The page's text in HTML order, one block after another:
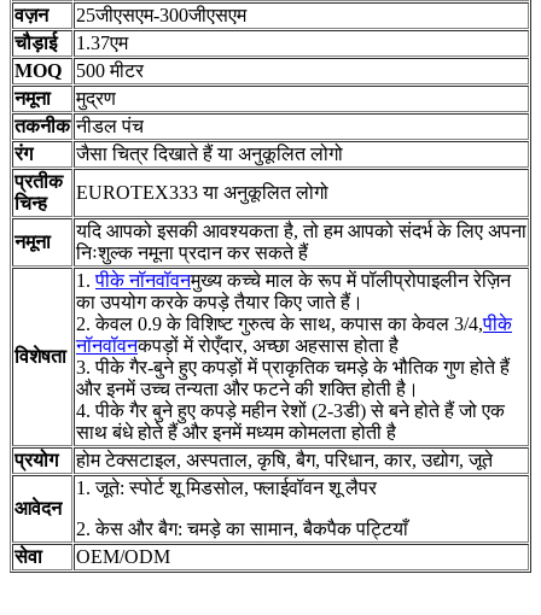
वज़न
25जीएसएम-300जीएसएम
चौड़ाई
1.37एम
MOQ
500 मीटर
नमूना
मुद्रण
तकनीक नीडल पंच
रंग
जैसा चित्र दिखाते हैं या अनुकूलित लोगो
प्रतीक
चिन्ह
EUROTEX333 या अनुकूलित लोगो
नमूना
यदि आपको इसकी आवश्यकता है, तो हम आपको संदर्भ के लिए अपना
निःशुल्क नमूना प्रदान कर सकते हैं
विशेषता
1.पीके नॉनवॉवनमुख्य कच्चे माल के रूप में पॉलीप्रोपाइलीन रेज़िन
का उपयोग करके कपड़े तैयार किए जाते हैं।
2. केवल 0.9 के विशिष्ट गुरुत्व के साथ, कपास का केवल 3/4,पीके
नॉनवॉवनकपड़ों में रोएँदार, अच्छा अहसास होता है
3. पीके गैर-बुने हुए कपड़ों में प्राकृतिक चमड़े के भौतिक गुण होते हैं
और इनमें उच्च तन्यता और फटने की शक्ति होती है।
4. पीके गैर बुने हुए कपड़े महीन रेशों (2-3डी) से बने होते हैं जो एक
साथ बंधे होते हैं और इनमें मध्यम कोमलता होती है
प्रयोग
होम टेक्सटाइल, अस्पताल, कृषि, बैग, परिधान, कार, उद्योग, जूते
आवेदन
1. जूते: स्पोर्ट शू मिडसोल, फ्लाईवॉवन शू लैपर
2. केस और बैग: चमड़े का सामान, बैकपैक पट्टियाँ
सेवा
OEM/ODM